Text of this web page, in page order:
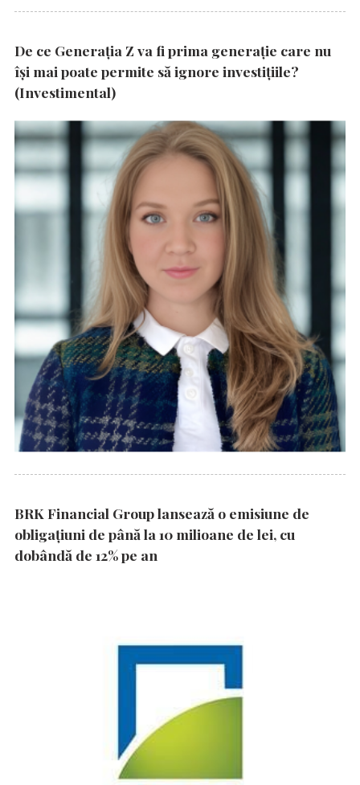
De ce Generația Z va fi prima generație care nu
își mai poate permite să ignore investițiile?
(Investimental)
BRK Financial Group lansează o emisiune de
obligațiuni de până la 10 milioane de lei, cu
dobândă de 12% pe an